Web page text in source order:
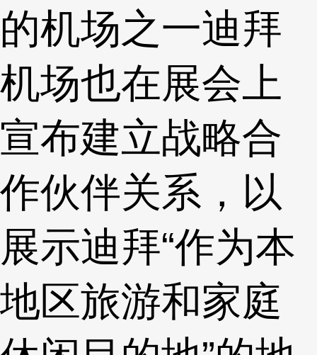
的机场之一迪拜
机场也在展会上
宣布建立战略合
作伙伴关系，以
展示迪拜“作为本
地区旅游和家庭